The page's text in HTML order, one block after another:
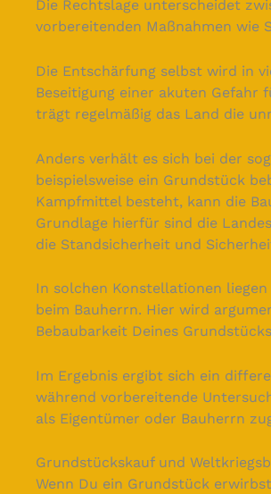
Die Rechtslage unterscheidet
vorbereitenden Maßnahmen wie
Die Entschärfung selbst wird in
Beseitigung einer akuten Gefahr
trägt regelmäßig das Land die
Anders verhält es sich bei der
beispielsweise ein Grundstück
Kampfmittel besteht, kann die
Grundlage hierfür sind die
die Standsicherheit und
In solchen Konstellationen
beim Bauherrn. Hier wird
Bebaubarkeit Deines
Im Ergebnis ergibt sich ein
während vorbereitende
als Eigentümer oder Bauherrn
Grundstückskauf und
Wenn Du ein Grundstück